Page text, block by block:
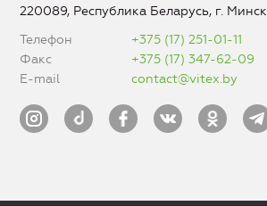
220089, Республика Беларусь, г.
Телефон
+375 (17) 251-01-11
Факс
+375 (17) 347-62-09
E-mail
contact@vitex.by